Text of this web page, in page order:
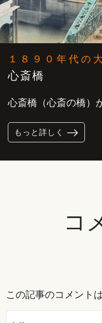
１８９０年代の
心斎橋
心斎橋（心斎の橋）
もっと詳しく
コ
この記事のコメント